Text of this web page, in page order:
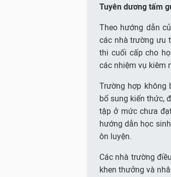
Tuyên dương tấm
Theo hướng dẫn
các nhà trường ưu
thi cuối cấp cho
các nhiệm vụ kiêm
Trường hợp không
bổ sung kiến thức,
tập ở mức chưa
hướng dẫn học
ôn luyện.
Các nhà trường
khen thưởng và